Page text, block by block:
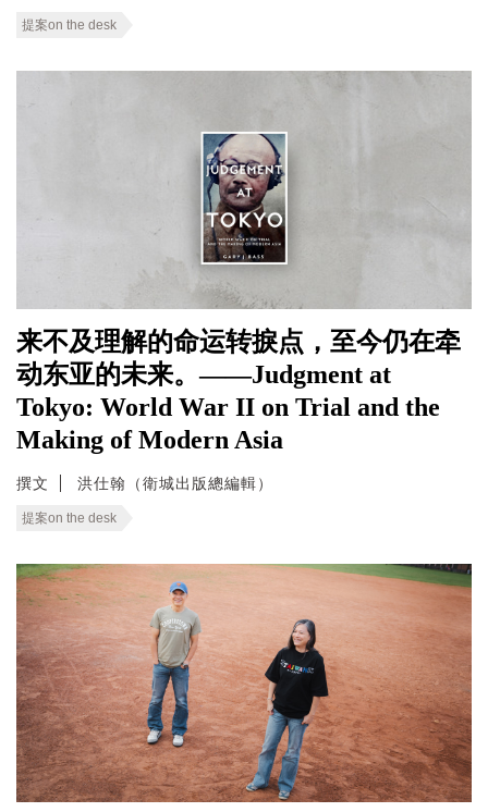
提案on the desk
来不及理解的命运转捩点，至今仍在牵
动东亚的未来。——Judgment at
Tokyo: World War II on Trial and the
Making of Modern Asia
撰文 洪仕翰（衛城出版總編輯）
提案on the desk